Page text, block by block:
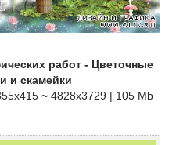
работ - Цветочные
и скамейки
~ 4828х3729 | 105 Mb